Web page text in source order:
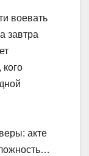
воевать
завтра
акте